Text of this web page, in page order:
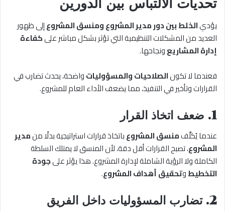
يؤديالخلط بين دور مدير المشروع ومنسق المشروعإلى ظهور
العديد من المشكلات التنظيمية التي تؤثر بشكل مباشر علىكفاءة
إدارة المشاريعونجاحها.
فعندما لا تكونالصلاحيات والمسؤولياتواضحة، يحدث تضارب في
القرارات وتأخير في التنفيذ، مما يضعف الأداء العام للمشروع.
1. ضعف اتخاذ القرار
عندما يُكلَّفمنسق المشروعباتخاذ قرارات استراتيجية بدلًا منمدير
المشروع، تصبح القرارات أقل دقة، لأن المنسق لا يمتلك السلطة
الكاملة ولا الرؤية الشاملة لإدارة المشروع. هذا يؤثر علىجودة
التخطيطوتحقيق أهداف المشروع.
2. تضارب المسؤوليات داخل الفريق